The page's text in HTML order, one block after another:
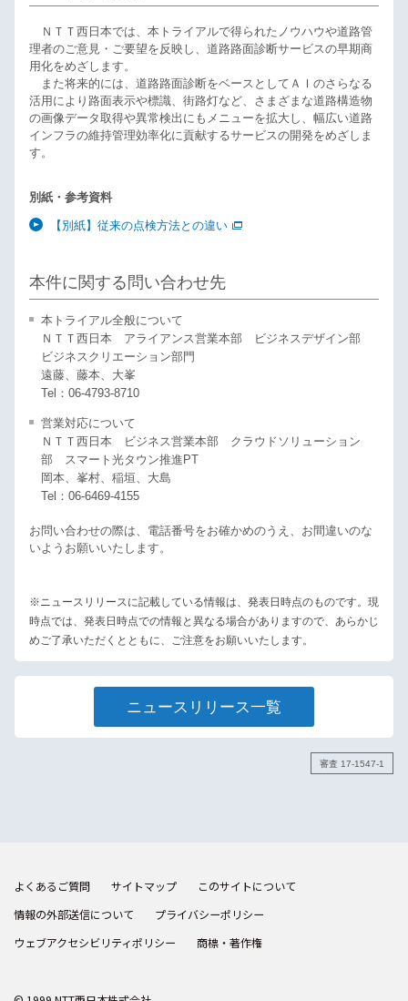
ＮＴＴ西日本では、本トライアルで得られたノウハウや道路管
理者のご意見・ご要望を反映し、道路路面診断サービスの早期商
用化をめざします。
また将来的には、道路路面診断をベースとしてＡＩのさらなる
活用により路面表示や標識、街路灯など、さまざまな道路構造物
の画像データ取得や異常検出にもメニューを拡大し、幅広い道路
インフラの維持管理効率化に貢献するサービスの開発をめざしま
す。
別紙・参考資料
【別紙】従来の点検方法との違い
本件に関する問い合わせ先
本トライアル全般について
ＮＴＴ西日本 アライアンス営業本部 ビジネスデザイン部
ビジネスクリエーション部門
遠藤、藤本、大峯
Tel：06-4793-8710
営業対応について
ＮＴＴ西日本 ビジネス営業本部 クラウドソリューション
部 スマート光タウン推進PT
岡本、峯村、稲垣、大島
Tel：06-6469-4155
お問い合わせの際は、電話番号をお確かめのうえ、お間違いのな
いようお願いいたします。
※ニュースリリースに記載している情報は、発表日時点のものです。現
時点では、発表日時点での情報と異なる場合がありますので、あらかじ
めご了承いただくとともに、ご注意をお願いいたします。
ニュースリリース一覧
審査 17-1547-1
よくあるご質問 サイトマップ
このサイトについて
情報の外部送信について
プライバシーポリシー
ウェブアクセシビリティポリシー
商標・著作権